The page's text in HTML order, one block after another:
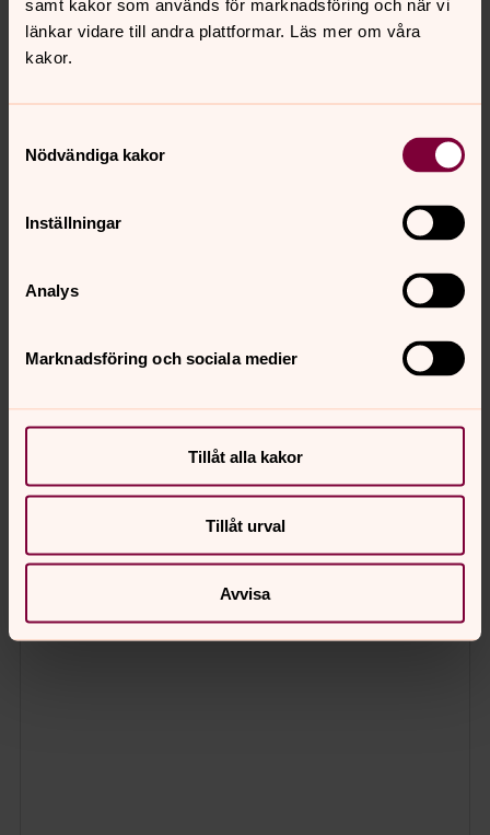
samt kakor som används för marknadsföring och när vi
länkar vidare till andra plattformar. Läs mer om våra
kakor.
Nödvändiga kakor
Inställningar
Analys
Marknadsföring och sociala medier
Tillåt alla kakor
Tillåt urval
Avvisa